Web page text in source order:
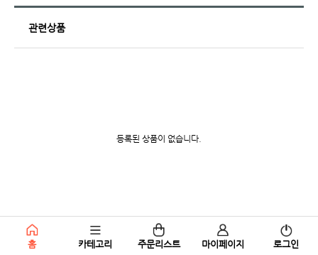
관련상품
등록된 상품이 없습니다.
홈 카테고리 주문리스트 마이페이지 로그인